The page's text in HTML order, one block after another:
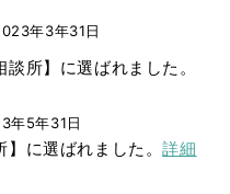
年3年31日
所】に選ばれました。
年5年31日
】に選ばれました。詳細